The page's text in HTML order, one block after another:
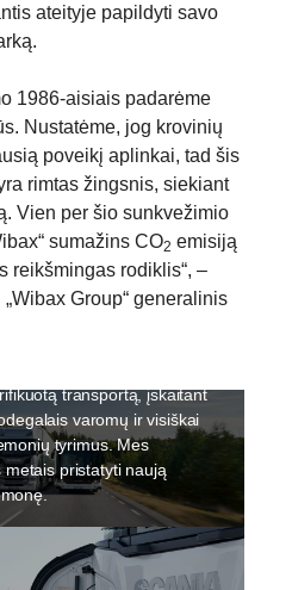
ateityje papildyti savo
1986-aisiais padarėme
Nustatėme, jog krovinių
poveikį aplinkai, tad šis
rimtas žingsnis, siekiant
Vien per šio sunkvežimio
sumažins CO2 emisiją
reikšmingas rodiklis“, –
Group“ generalinis
prioritetas, o
transportą, įskaitant
varomų ir visiškai
tyrimus. Mes
pristatyti naują